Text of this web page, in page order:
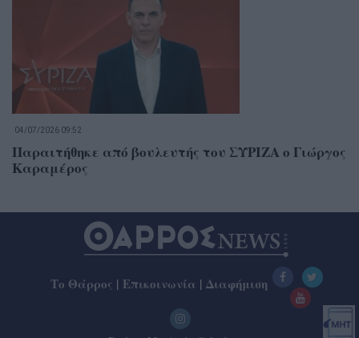
04/07/2026 09:52
Παραιτήθηκε από βουλευτής του ΣΥΡΙΖΑ o Γιώργος
Καραμέρος
Το Θάρρος | Επικοινωνία | Διαφήμιση